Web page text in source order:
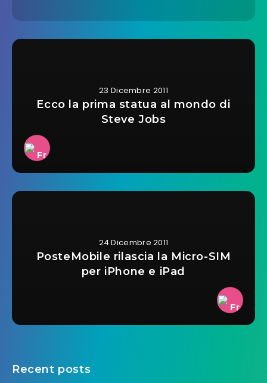
23 Dicembre 2011
Ecco la prima statua al mondo di
Steve Jobs
24 Dicembre 2011
PosteMobile rilascia la Micro-SIM
per iPhone e iPad
Recent posts